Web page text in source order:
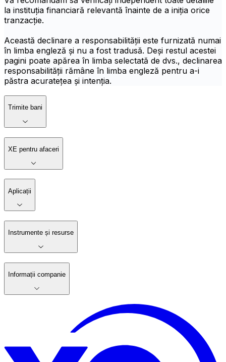
la instituția financiară relevantă înainte de a iniția orice
tranzacție.
Această declinare a responsabilității este furnizată numai
în limba engleză și nu a fost tradusă. Deși restul acestei
pagini poate apărea în limba selectată de dvs., declinarea
responsabilității rămâne în limba engleză pentru a-i
păstra acuratețea și intenția.
Trimite bani
XE pentru afaceri
Aplicații
Instrumente și resurse
Informații companie